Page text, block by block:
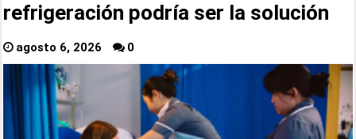
refrigeración podría ser la solución
agosto 6, 2026 0